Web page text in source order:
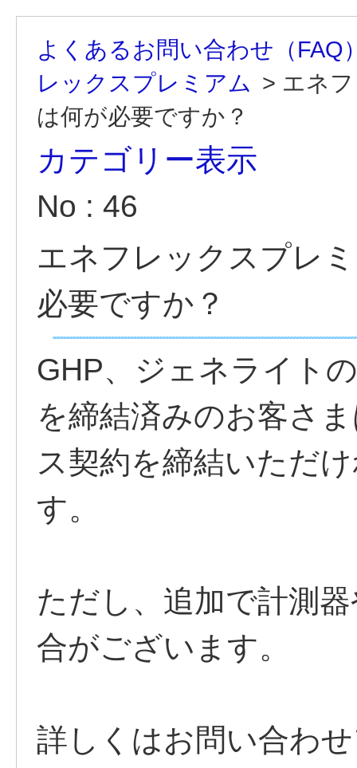
よくあるお問い合わせ（FAQ
レックスプレミアム > エネ
は何が必要ですか？
カテゴリー表示
No : 46
エネフレックスプレ
必要ですか？
GHP、ジェネライト
を締結済みのお客さ
ス契約を締結いただ
す。
ただし、追加で計測
合がございます。
詳しくはお問い合わ